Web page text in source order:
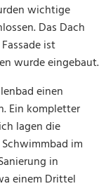
wichtige
Das Dach
ist
wurde eingebaut.
einen
Ein kompletter
lagen die
im
in
einem Drittel